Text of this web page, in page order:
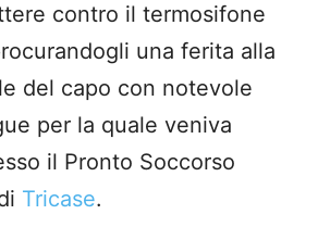
contro il termosifone
una ferita alla
del capo con notevole
per la quale veniva
il Pronto Soccorso
Tricase.